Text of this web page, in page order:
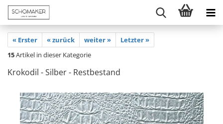
« Erster « zurück weiter »
Letzter »
15Artikel in dieser Kategorie
Krokodil - Silber - Restbestand